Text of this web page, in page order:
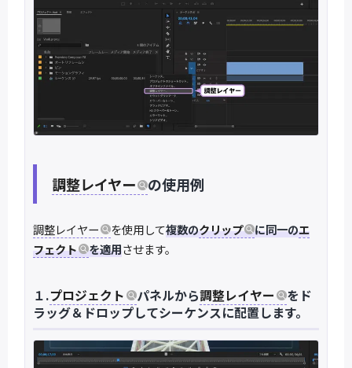
調整レイヤー の使用例
調整レイヤー を使用して複数のクリップ に同一のエ
フェクト
を適用させます。
１.プロジェクト パネルから調整レイヤー
をド
ラッグ＆ドロップしてシーケンスに配置します。